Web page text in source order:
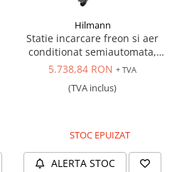
Hilmann
Statie incarcare freon si aer
conditionat semiautomata,
R134a
5.738,84 RON + TVA
(TVA inclus)
STOC EPUIZAT
ALERTA STOC